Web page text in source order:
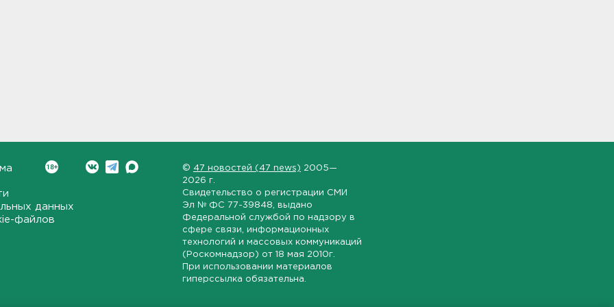
данных
файлов
© 47 новостей (47 news) 2005—
2026 г.
Свидетельство о регистрации СМИ
Эл № ФС 77-39848 , выдано
Федеральной службой по надзору в
сфере связи, информационных
технологий и массовых коммуникаций
(Роскомнадзор) от 18 мая 2010г.
При использовании материалов
гиперссылка обязательна.